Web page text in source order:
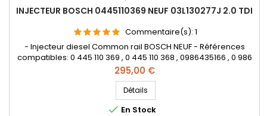
INJECTEUR BOSCH 0445110369 NEUF 03L130277J 2.0 TDI
Commentaire(s): 1
- Injecteur diesel Common rail BOSCH NEUF - Références
compatibles: 0 445 110 369 , 0 445 110 368 , 0986435166 , 0 986
435 166 , 0445110646 , 0445110647 , 0 445 110 646 , 0 445 110 647
, 0986435167 , 0 986 435 167 , 03L 130 277 J , 03L 130 277 Q
, 03L130277J , 03L130277Q , 03L130855CX - Pour
motorisation Audi Volkswagen Skoda Seat 2.0 TDi Pièce...
Prix
295,00 €
Détails
 En Stock